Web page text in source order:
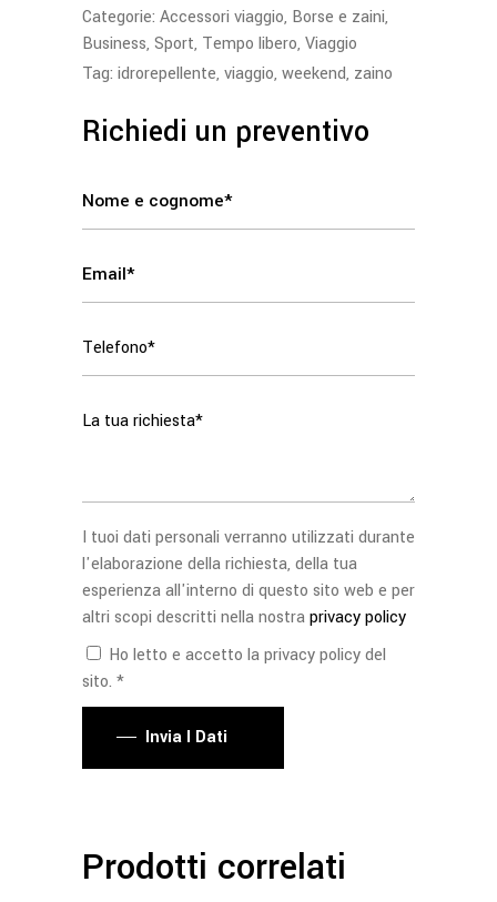
Categorie: Accessori viaggio, Borse e zaini,
Business, Sport, Tempo libero, Viaggio
Tag: idrorepellente, viaggio, weekend, zaino
Richiedi un preventivo
I tuoi dati personali verranno utilizzati durante
l'elaborazione della richiesta, della tua
esperienza all'interno di questo sito web e per
altri scopi descritti nella nostraprivacy policy
Ho letto e accetto la privacy policy del
sito. *
Invia I Dati
Prodotti correlati